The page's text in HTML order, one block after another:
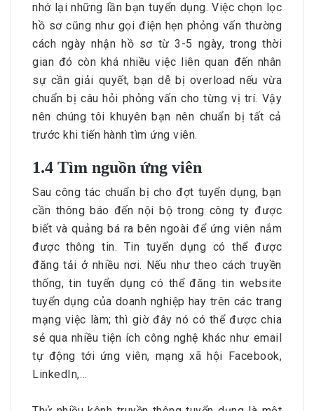
nhớ lại những lần bạn tuyển dụng. Việc chọn lọc
hồ sơ cũng như gọi điện hẹn phỏng vấn thường
cách ngày nhận hồ sơ từ 3-5 ngày, trong thời
gian đó còn khá nhiều việc liên quan đến nhân
sự cần giải quyết, bạn dễ bị overload nếu vừa
chuẩn bị câu hỏi phỏng vấn cho từng vị trí. Vậy
nên chúng tôi khuyên bạn nên chuẩn bị tất cả
trước khi tiến hành tìm ứng viên.
1.4 Tìm nguồn ứng viên
Sau công tác chuẩn bị cho đợt tuyển dụng, bạn
cần thông báo đến nội bộ trong công ty được
biết và quảng bá ra bên ngoài để ứng viên nắm
được thông tin. Tin tuyển dụng có thể được
đăng tải ở nhiều nơi. Nếu như theo cách truyền
thống, tin tuyển dụng có thể đăng tin website
tuyển dụng của doanh nghiệp hay trên các trang
mạng việc làm; thì giờ đây nó có thể được chia
sẻ qua nhiều tiện ích công nghệ khác như email
tự động tới ứng viên, mạng xã hội Facebook,
LinkedIn,…